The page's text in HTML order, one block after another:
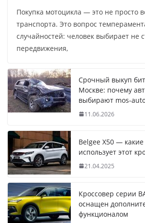
Покупка мотоцикла — это не просто
транспорта. Это вопрос
случайностей: человек выбирает не
передвижения,
Срочный выкуп
Москве: почему
выбирают mos-
11.06.2026
Belgee X50 — какие
использует этот
21.04.2025
Кроссовер серии
оснащен
функционалом